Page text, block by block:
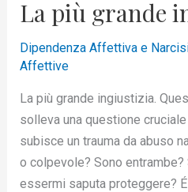
La più grande
Dipendenza Affettiva e
Affettive
La più grande ingiustizia.
solleva una questione
subisce un trauma da abuso
o colpevole? Sono
essermi saputa proteggere?